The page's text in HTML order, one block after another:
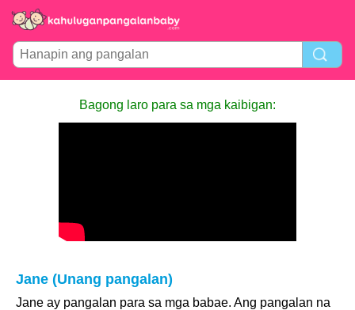
Bagong laro para sa mga kaibigan:
Jane (Unang pangalan)
Jane ay pangalan para sa mga babae. Ang pangalan na